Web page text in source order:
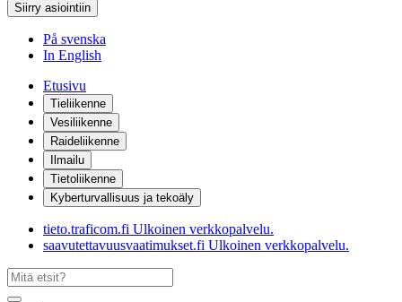
Siirry asiointiin
På svenska
In English
Etusivu
Tieliikenne
Vesiliikenne
Raideliikenne
Ilmailu
Tietoliikenne
Kyberturvallisuus ja tekoäly
tieto.traficom.fi Ulkoinen verkkopalvelu.
saavutettavuusvaatimukset.fi Ulkoinen verkkopalvelu.